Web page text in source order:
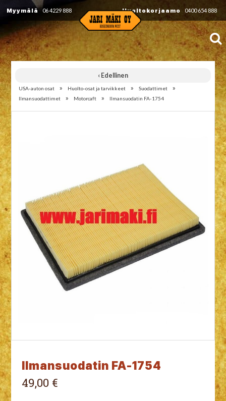
Myymälä 06 4229 888 Huoltokorjaamo 0400 654 888
‹ Edellinen
USA-auton osat » Huolto-osat ja tarvikkeet » Suodattimet »
Ilmansuodattimet » Motorcaft » Ilmansuodatin FA-1754
Ilmansuodatin FA-1754
49,00 €